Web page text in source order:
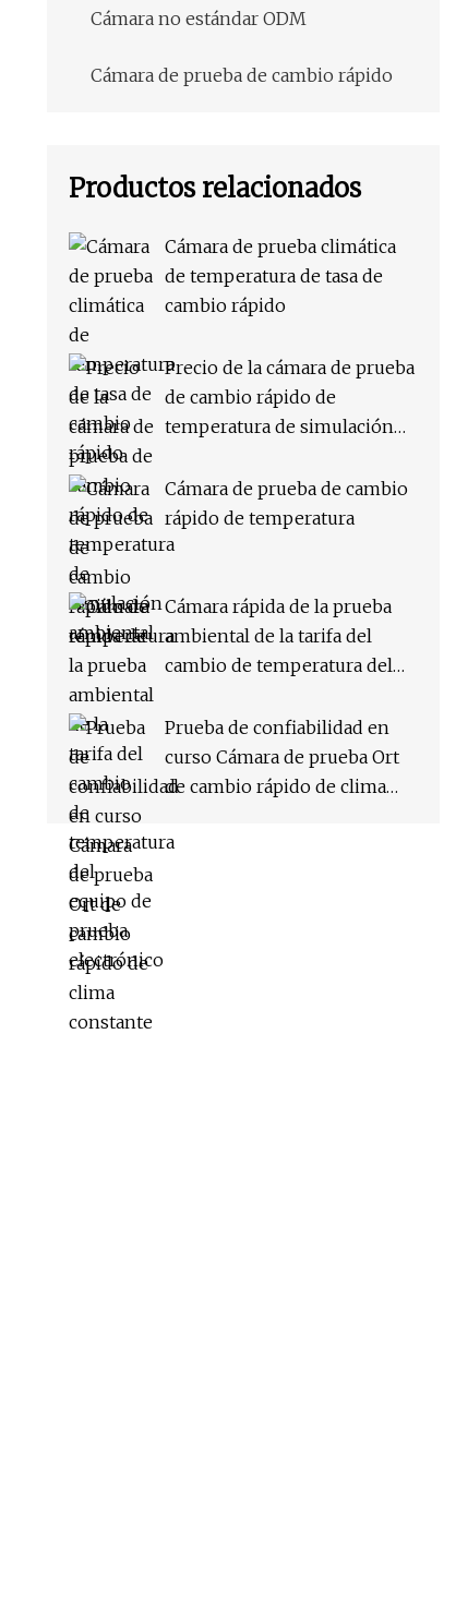
Cámara no estándar ODM
Cámara de prueba de cambio rápido
Productos relacionados
Cámara de prueba climática
de temperatura de tasa de
cambio rápido
Precio de la cámara de prueba
de cambio rápido de
temperatura de simulación
Cámara de prueba de cambio
rápido de temperatura
Cámara rápida de la prueba
ambiental de la tarifa del
cambio de temperatura del
Prueba de confiabilidad en
curso Cámara de prueba Ort
de cambio rápido de clima